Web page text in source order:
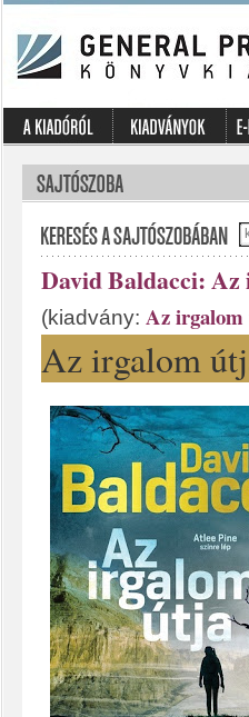
David Baldacci: Az
(kiadvány: Az irgalom
Az irgalom